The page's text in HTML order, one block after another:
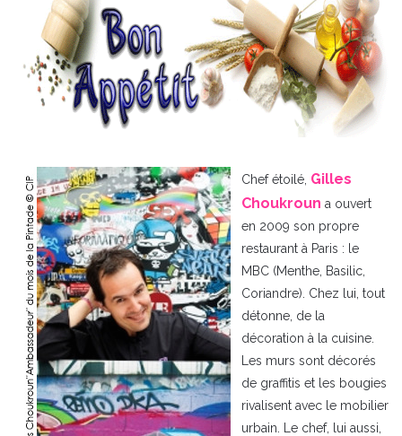
Chef étoilé, Gilles
Choukroun a ouvert
en 2009 son propre
restaurant à Paris : le
MBC (Menthe, Basilic,
Coriandre). Chez lui, tout
détonne, de la
décoration à la cuisine.
Les murs sont décorés
de graffitis et les bougies
rivalisent avec le mobilier
urbain. Le chef, lui aussi,